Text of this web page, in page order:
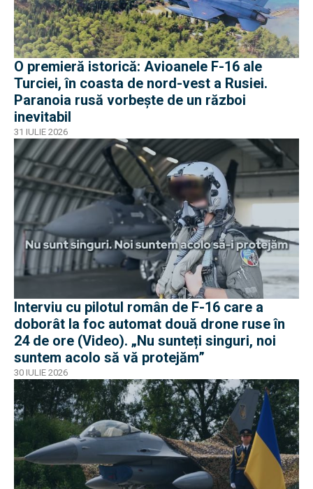
O premieră istorică: Avioanele F-16 ale
Turciei, în coasta de nord-vest a Rusiei.
Paranoia rusă vorbește de un război
inevitabil
31 IULIE 2026
Interviu cu pilotul român de F-16 care a
doborât la foc automat două drone ruse în
24 de ore (Video). „Nu sunteți singuri, noi
suntem acolo să vă protejăm”
30 IULIE 2026